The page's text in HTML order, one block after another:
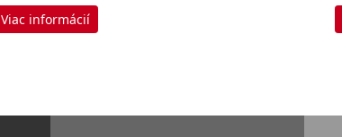
Viac informácií